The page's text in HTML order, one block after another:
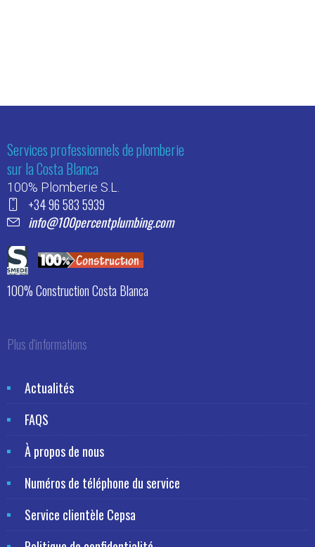
Services professionnels de plomberie
sur la Costa Blanca
100% Plomberie S.L.
+34 96 583 5939
info@100percentplumbing.com
100% Construction Costa Blanca
Plus d'informations
Actualités
FAQS
À propos de nous
Numéros de téléphone du service
Service clientèle Cepsa